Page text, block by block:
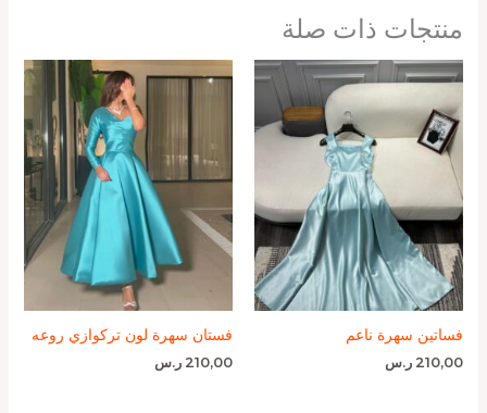
منتجات ذات صلة
فساتين سهرة ناعم
210,00 ر.س
فستان سهرة لون تركوازي روعه
210,00 ر.س